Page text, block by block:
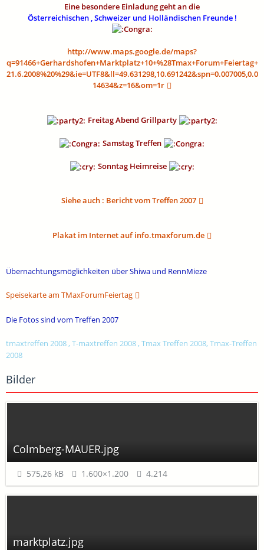
Eine besondere Einladung geht an die
Österreichischen , Schweizer und Holländischen Freunde !
http://www.maps.google.de/maps?
q=91466+Gerhardshofen+Marktplatz+10+%28Tmax+Forum+Feiertag+
21.6.2008%20%29&ie=UTF8&ll=49.631298,10.691242&spn=0.007005,0.0
14634&z=16&om=1r
Freitag Abend Grillparty
Samstag Treffen
Sonntag Heimreise
Siehe auch : Bericht vom Treffen 2007
Plakat im Internet auf info.tmaxforum.de
Übernachtungsmöglichkeiten über Shiwa und RennMieze
Speisekarte am TMaxForumFeiertag
Die Fotos sind vom Treffen 2007
tmaxtreffen 2008 , T-maxtreffen 2008 , Tmax Treffen 2008, Tmax-Treffen
2008
Bilder
Colmberg-MAUER.jpg
575,26 kB 1.600×1.200 4.214
marktplatz.jpg